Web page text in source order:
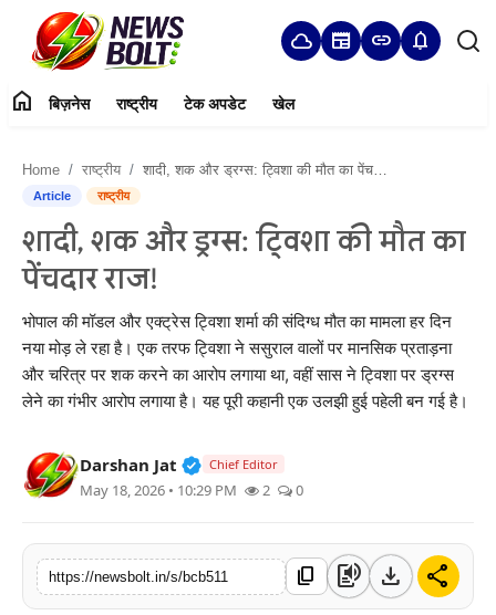
cloud newspaper link notifications
Home
बिज़नेस
राष्ट्रीय
टेक अपडेट
खेल
हमारे बारे में
home बिज़नेस राष्ट्रीय टेक अपडेट खेल
Home राष्ट्रीय शादी, शक और ड्रग्स: ट्विशा की मौत का पेंचदार राज!
Article राष्ट्रीय
शादी, शक और ड्रग्स: ट्विशा की मौत का
पेंचदार राज!
भोपाल की मॉडल और एक्ट्रेस ट्विशा शर्मा की संदिग्ध मौत का मामला हर दिन
नया मोड़ ले रहा है। एक तरफ ट्विशा ने ससुराल वालों पर मानसिक प्रताड़ना
और चरित्र पर शक करने का आरोप लगाया था, वहीं सास ने ट्विशा पर ड्रग्स
लेने का गंभीर आरोप लगाया है। यह पूरी कहानी एक उलझी हुई पहेली बन गई है।
Darshan Jat Verified Public Figure • 05 Aug,
Chief Editor
May 18, 2026 • 10:29 PM 2 0
https://newsbolt.in/s/bcb511 content_copy text_to_speech download share